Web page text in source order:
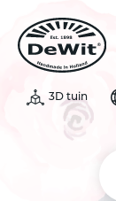
3D tuin